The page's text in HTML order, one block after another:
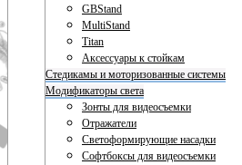
GBStand
MultiStand
Titan
Аксессуары к стойкам
Стедикамы и моторизованные системы
Модификаторы света
Зонты для видеосъемки
Отражатели
Светоформирующие насадки
Софтбоксы для видеосъемки